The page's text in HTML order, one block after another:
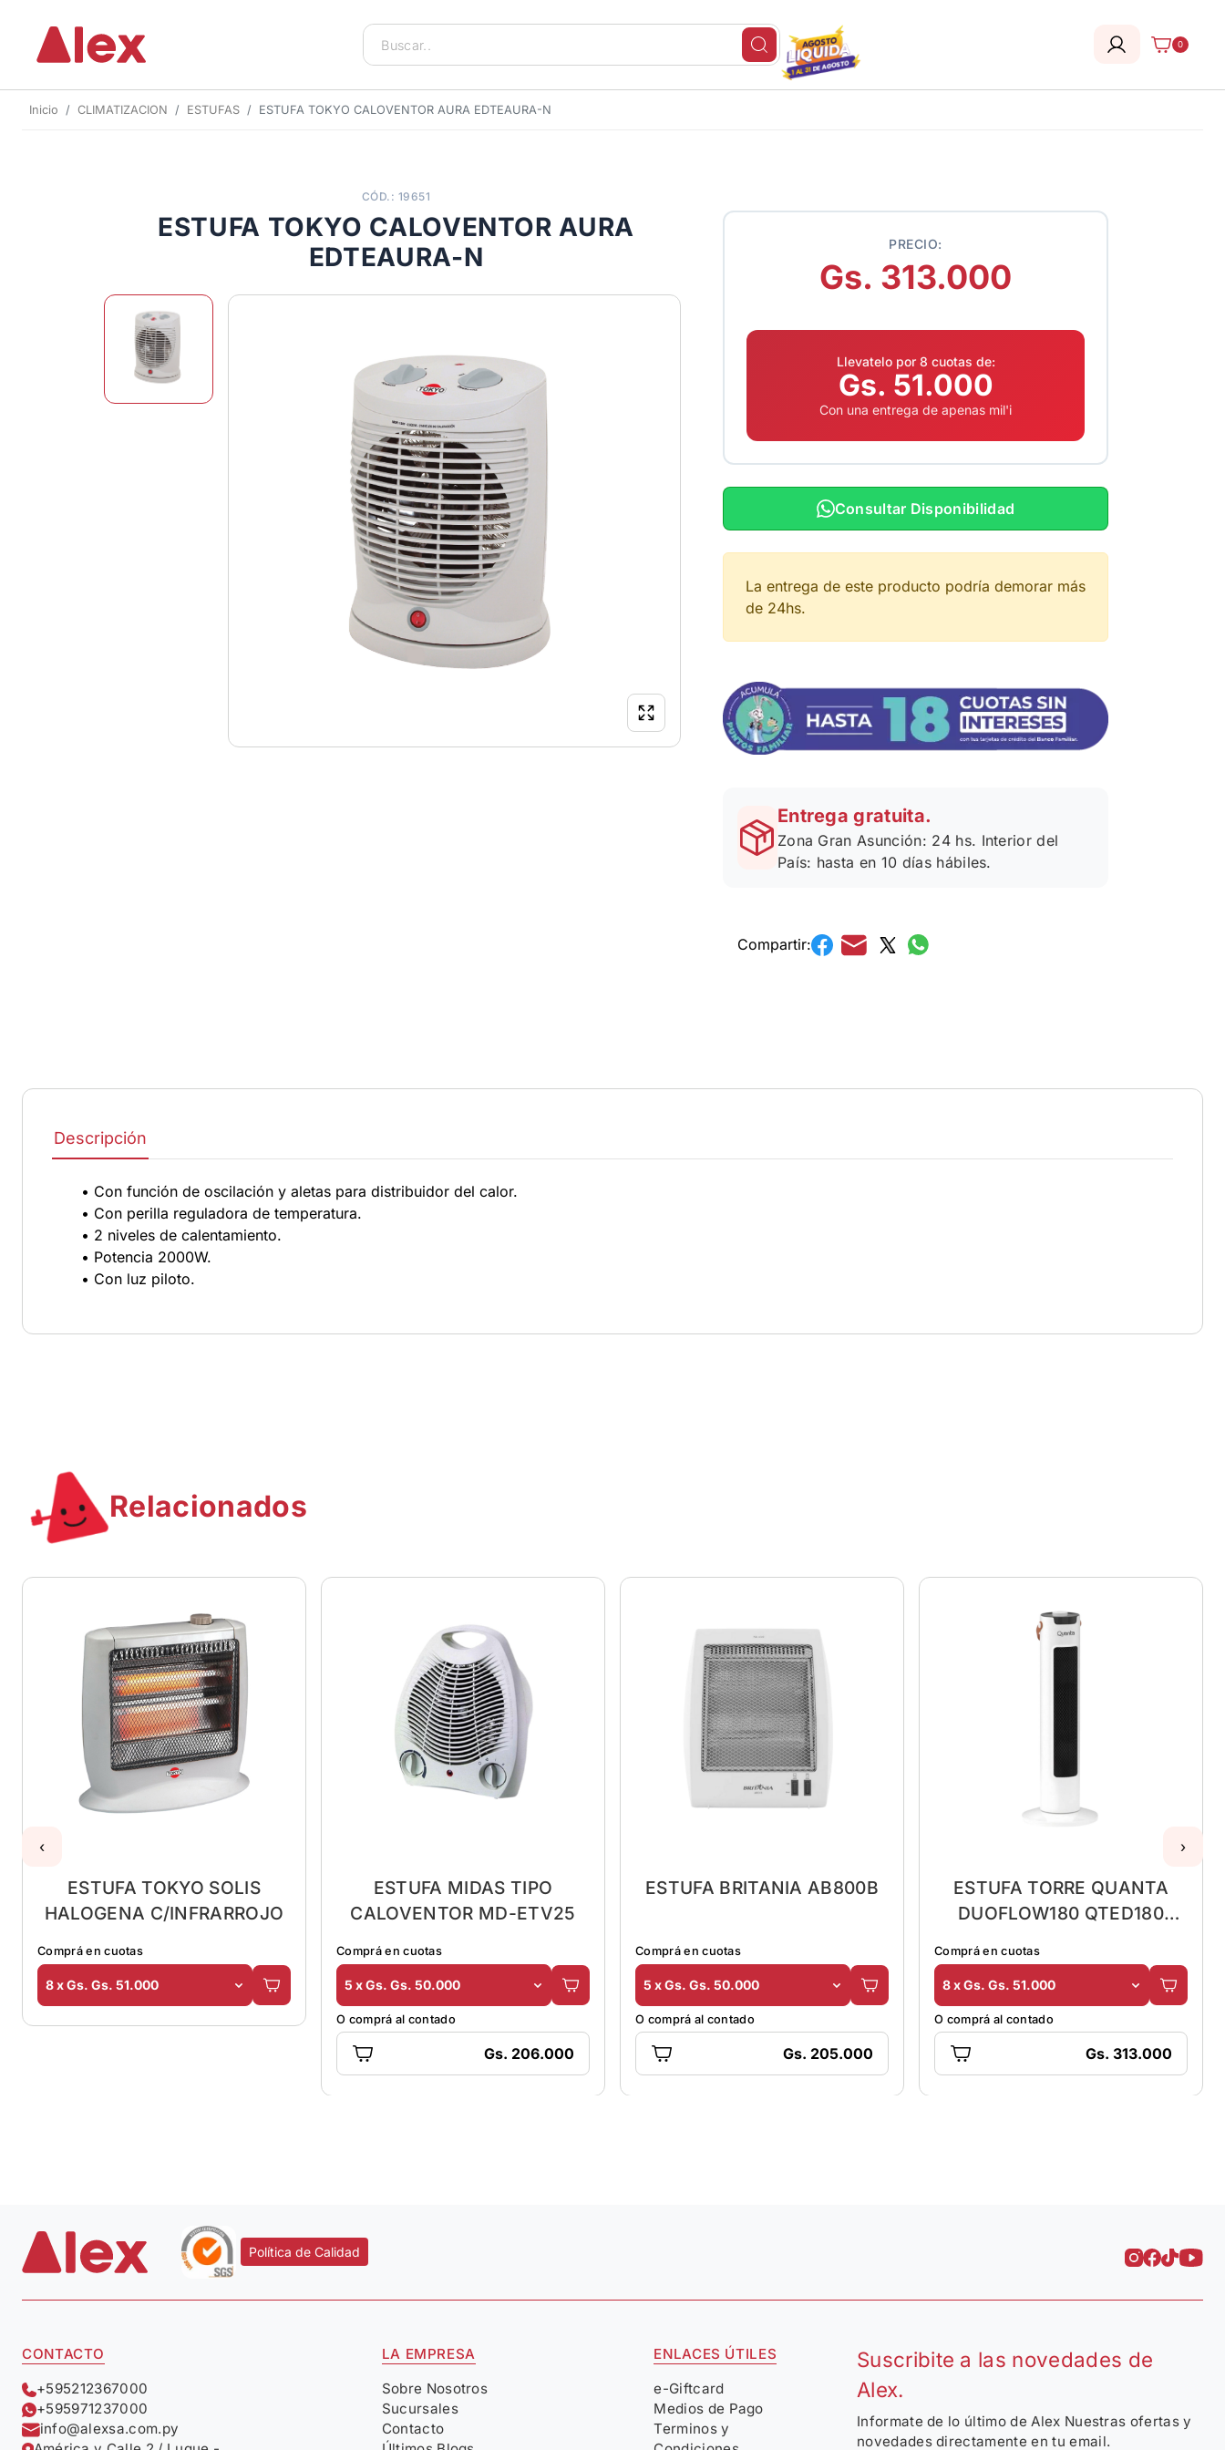
0
Inicio CLIMATIZACION ESTUFAS ESTUFA TOKYO CALOVENTOR AURA EDTEAURA-N
CÓD.: 19651
ESTUFA TOKYO CALOVENTOR AURA
EDTEAURA-N
PRECIO:
Gs. 313.000
Llevatelo por 8 cuotas de:
Gs. 51.000
Con una entrega de apenas mil'i
Consultar Disponibilidad
La entrega de este producto podría demorar más
de 24hs.
Entrega gratuita.
Zona Gran Asunción: 24 hs. Interior del
País: hasta en 10 días hábiles.
Compartir:
Descripción
• Con función de oscilación y aletas para distribuidor del calor.
• Con perilla reguladora de temperatura.
• 2 niveles de calentamiento.
• Potencia 2000W.
• Con luz piloto.
Relacionados
ESTUFA TOKYO SOLIS
HALOGENA C/INFRARROJO
Comprá en cuotas
8 x Gs. Gs. 51.000
ESTUFA MIDAS TIPO
CALOVENTOR MD-ETV25
Comprá en cuotas
5 x Gs. Gs. 50.000
O comprá al contado
Gs. 206.000
ESTUFA BRITANIA AB800B
Comprá en cuotas
5 x Gs. Gs. 50.000
O comprá al contado
Gs. 205.000
ESTUFA TORRE QUANTA
DUOFLOW180 QTED180
Comprá en cuotas
8 x Gs. Gs. 51.000
O comprá al contado
Gs. 313.000
‹ ›
Política de Calidad
CONTACTO
+595212367000
+595971237000
info@alexsa.com.py
LA EMPRESA
Sobre Nosotros
Sucursales
Contacto
ENLACES ÚTILES
e-Giftcard
Medios de Pago
Terminos y
Suscribite a las novedades de
Alex.
Informate de lo último de Alex Nuestras ofertas y
novedades directamente en tu email.